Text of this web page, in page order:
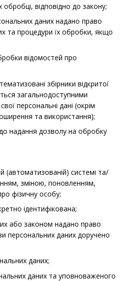
відповідно до закону;
даних надано право
та процедури їх обробки, якщо
відомостей про
збірники відкритої
загальнодоступними
персональні дані (окрім
та використання);
надання дозволу на обробку
(автоматизованій) системі та/
зміною, поновленням,
фізичну особу;
ідентифікована;
або законом надано право
персональних даних доручено
даних;
даних та уповноваженого